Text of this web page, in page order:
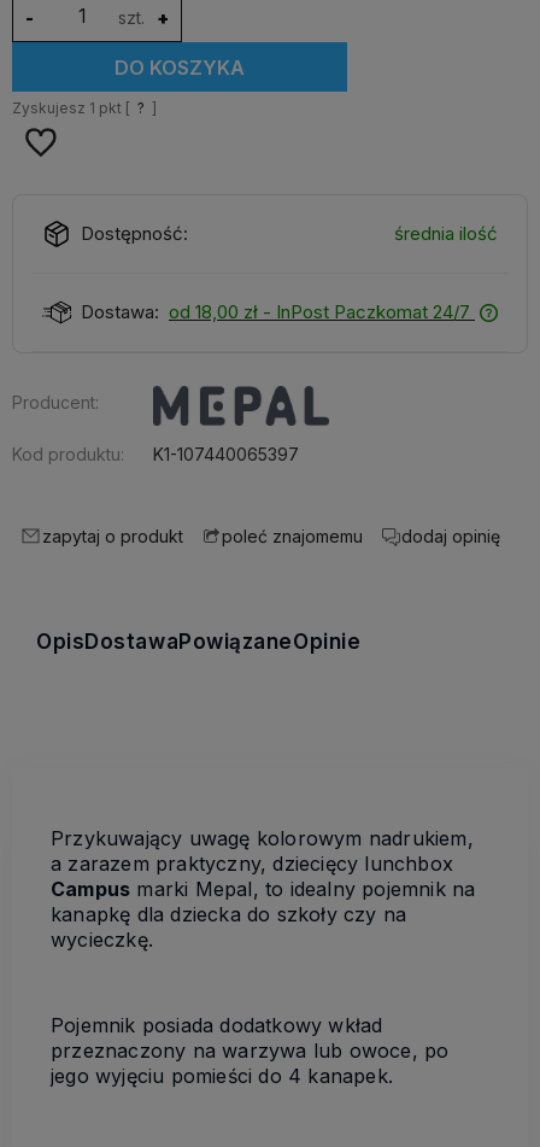
szt. +
-
DO KOSZYKA
Zyskujesz 1 pkt [ ? ]
Dostępność: średnia ilość
Dostawa: od 18,00 zł - InPost Paczkomat 24/7
Producent:
Kod produktu: K1-107440065397
zapytaj o produkt poleć znajomemu dodaj opinię
OpisDostawaPowiązaneOpinie
Przykuwający uwagę kolorowym nadrukiem,
a zarazem praktyczny, dziecięcy lunchbox
Campus marki Mepal, to idealny pojemnik na
kanapkę dla dziecka do szkoły czy na
wycieczkę.
Pojemnik posiada dodatkowy wkład
przeznaczony na warzywa lub owoce, po
jego wyjęciu pomieści do 4 kanapek.